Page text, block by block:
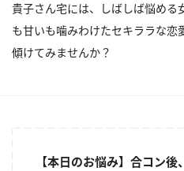
貴子さん宅には、しばしば悩める
も甘いも噛みわけたセキララな恋
傾けてみませんか？
【本日のお悩み】合コン